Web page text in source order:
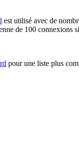
est utilisé avec de
de 100 connexions
pour une liste plus